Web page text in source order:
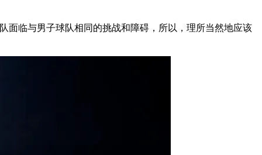
面临与男子球队相同的挑战和障碍，所以，理所当然地应该